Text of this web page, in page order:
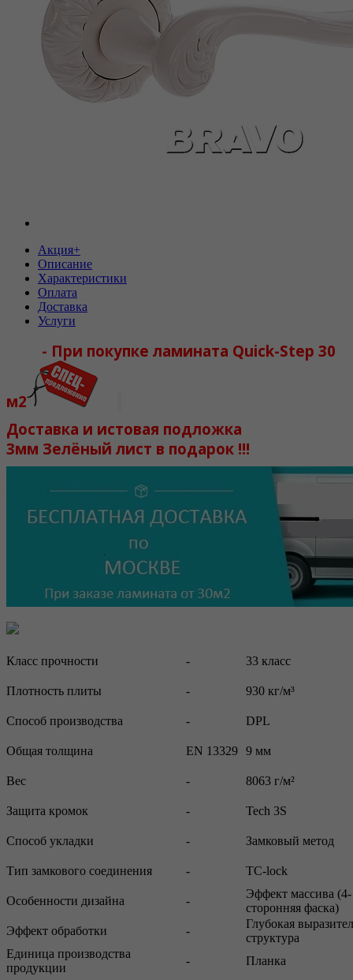
Акция+
Описание
Характеристики
Оплата
Доставка
Услуги
- При покупке ламината Quick-Step 30
м2
Доставка и истовая подложка
3мм Зелёный лист в подарок !!!
Класс прочности - 33 класс
Плотность плиты - 930 кг/м³
Способ производства - DPL
Общая толщина EN 13329 9 мм
Вес - 8063 г/м²
Защита кромок - Tech 3S
Способ укладки - Замковый метод
Тип замкового соединения - TC-lock
Особенности дизайна -
Эффект массива (4-
сторонняя фаска)
Эффект обработки
-
Глубокая
структура
Единица производства
продукции
- Планка